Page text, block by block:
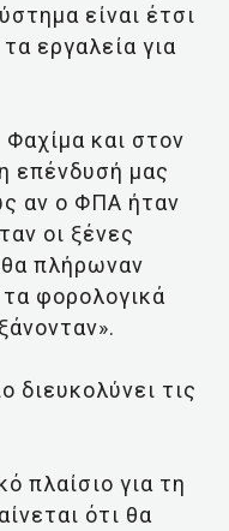
είναι έτσι
εργαλεία για
Φαχίμα και στον
επένδυσή μας
αν ο ΦΠΑ ήταν
οι ξένες
πλήρωναν
φορολογικά
διευκολύνει τις
πλαίσιο για τη
ότι θα